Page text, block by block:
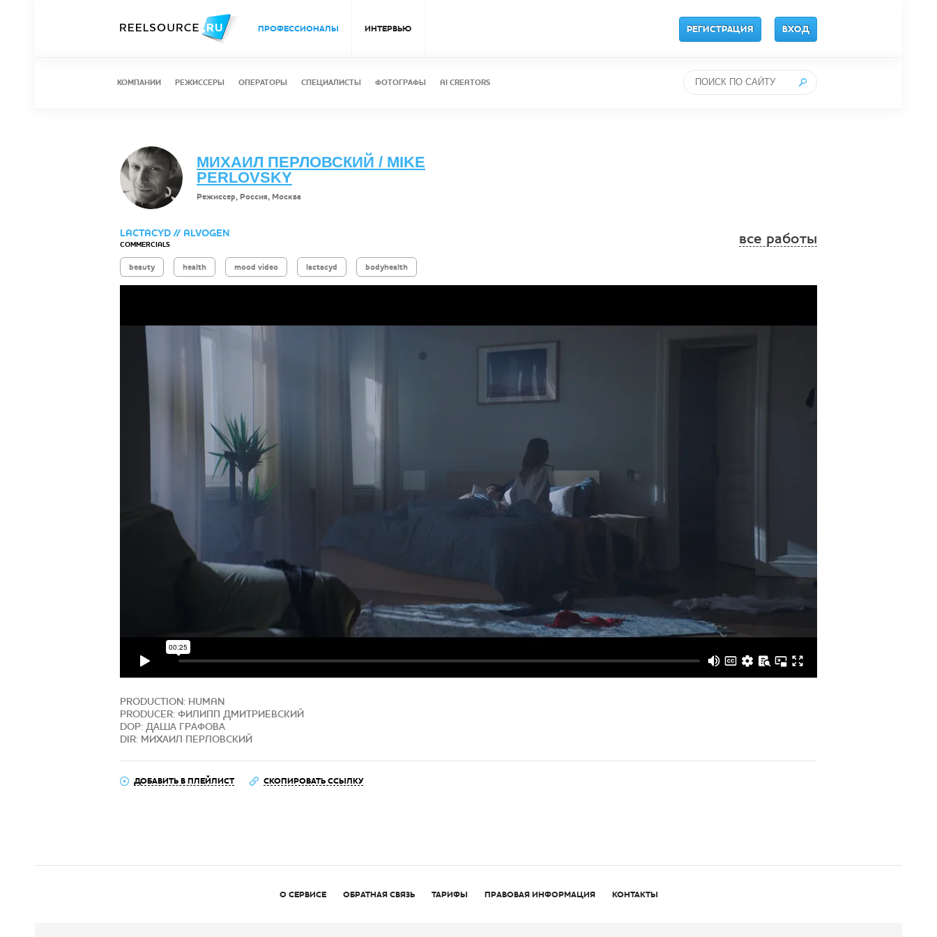
ПРОФЕССИОНАЛЫ ИНТЕРВЬЮ РЕГИСТРАЦИЯ ВХОД
КОМПАНИИ РЕЖИССЕРЫ ОПЕРАТОРЫ СПЕЦИАЛИСТЫ ФОТОГРАФЫ AI CREATORS
МИХАИЛ ПЕРЛОВСКИЙ / MIKE
PERLOVSKY
Режиссер, Россия, Москва
LACTACYD // ALVOGEN все работы
COMMERCIALS
beauty health mood video lactacyd bodyhealth
PRODUCTION: HUMAN
PRODUCER: ФИЛИПП ДМИТРИЕВСКИЙ
DOP: ДАША ГРАФОВА
DIR: МИХАИЛ ПЕРЛОВСКИЙ
ДОБАВИТЬ В ПЛЕЙЛИСТ СКОПИРОВАТЬ ССЫЛКУ
О СЕРВИСЕ ОБРАТНАЯ СВЯЗЬ ТАРИФЫ ПРАВОВАЯ ИНФОРМАЦИЯ КОНТАКТЫ